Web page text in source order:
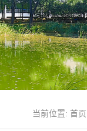
当前位置: 首页